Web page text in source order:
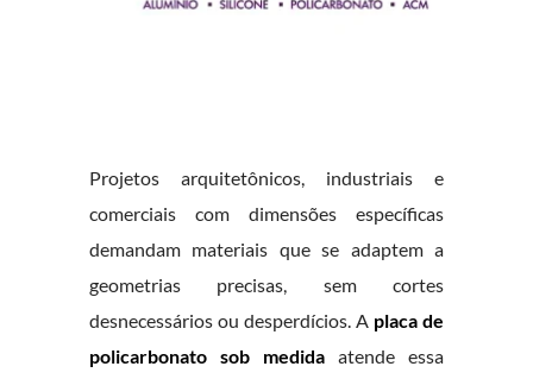
Projetos arquitetônicos, industriais e
comerciais com dimensões específicas
demandam materiais que se adaptem a
geometrias precisas, sem cortes
desnecessários ou desperdícios. A placa de
policarbonato sob medida atende essa